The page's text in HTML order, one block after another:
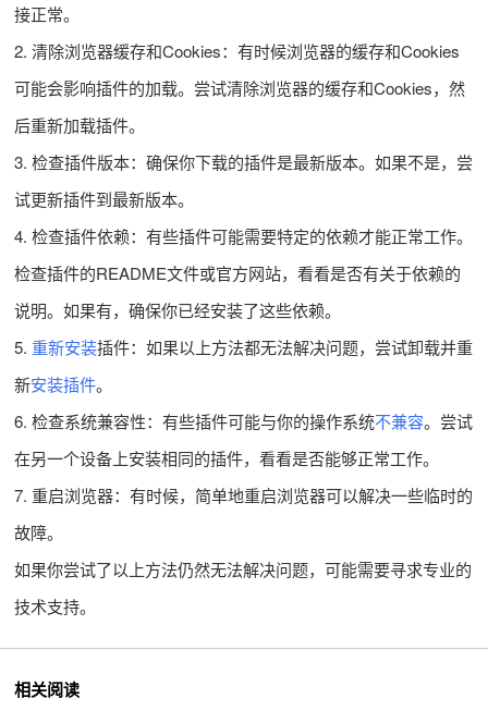
接正常。
2. 清除浏览器缓存和Cookies：有时候浏览器的缓存和Cookies
可能会影响插件的加载。尝试清除浏览器的缓存和Cookies，然
后重新加载插件。
3. 检查插件版本：确保你下载的插件是最新版本。如果不是，尝
试更新插件到最新版本。
4. 检查插件依赖：有些插件可能需要特定的依赖才能正常工作。
检查插件的README文件或官方网站，看看是否有关于依赖的
说明。如果有，确保你已经安装了这些依赖。
5. 重新安装插件：如果以上方法都无法解决问题，尝试卸载并重
新安装插件。
6. 检查系统兼容性：有些插件可能与你的操作系统不兼容。尝试
在另一个设备上安装相同的插件，看看是否能够正常工作。
7. 重启浏览器：有时候，简单地重启浏览器可以解决一些临时的
故障。
如果你尝试了以上方法仍然无法解决问题，可能需要寻求专业的
技术支持。
相关阅读